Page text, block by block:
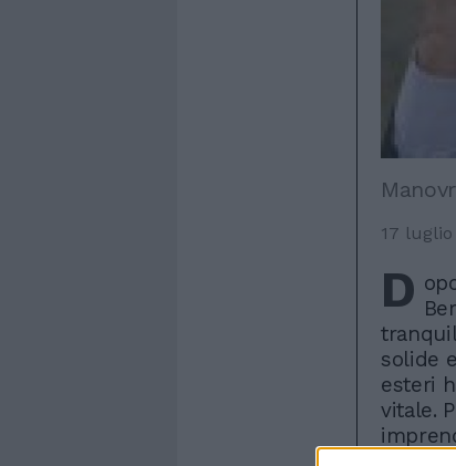
17 luglio
D
solide
esteri
vitale.